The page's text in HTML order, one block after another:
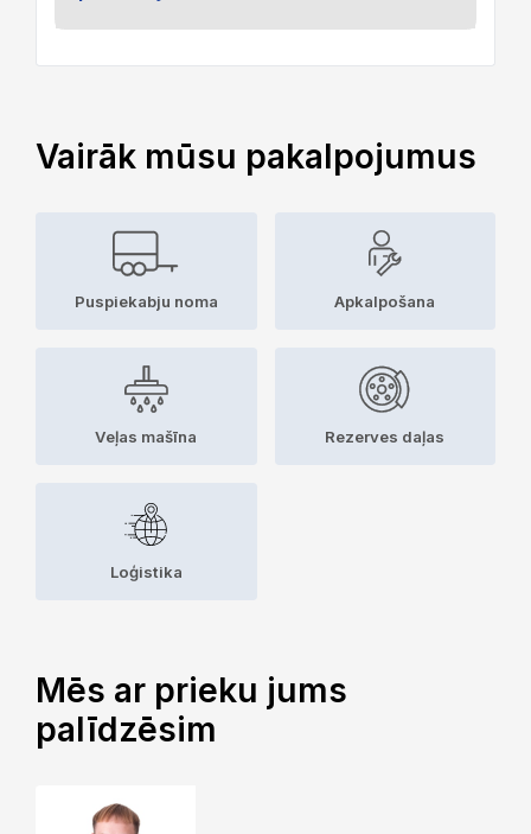
Vairāk mūsu pakalpojumus
Puspiekabju noma Apkalpošana
Veļas mašīna Rezerves daļas
Loģistika
Mēs ar prieku jums
palīdzēsim